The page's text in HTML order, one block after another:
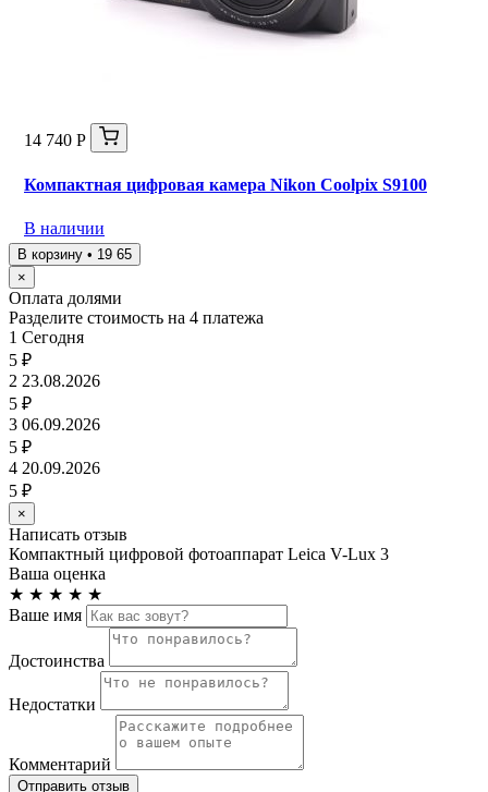
14 740 Р
Компактная цифровая камера Nikon Coolpix S9100
В наличии
В корзину • 19 65
×
Оплата долями
Разделите стоимость на 4 платежа
1 Сегодня
5 ₽
2 23.08.2026
5 ₽
3 06.09.2026
5 ₽
4 20.09.2026
5 ₽
×
Написать отзыв
Компактный цифровой фотоаппарат Leica V-Lux 3
Ваша оценка
★ ★ ★ ★ ★
Ваше имя
Достоинства
Недостатки
Комментарий
Отправить отзыв